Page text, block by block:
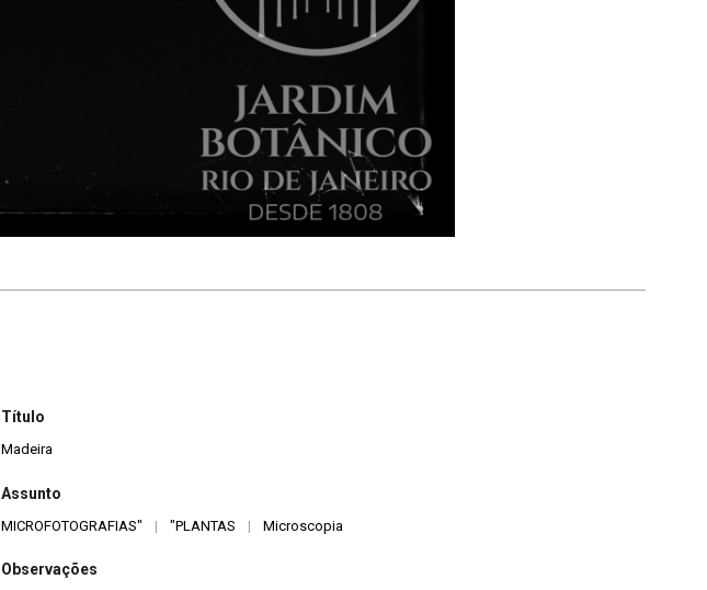
Título
Madeira
Assunto
MICROFOTOGRAFIAS" | "PLANTAS | Microscopia
Observações